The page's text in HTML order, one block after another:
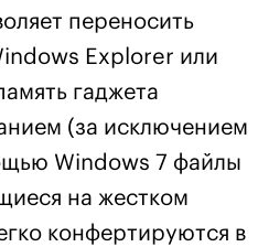
переносить
Explorer или
гаджета
(за исключением
Windows 7 файлы
на жестком
конфертируются в